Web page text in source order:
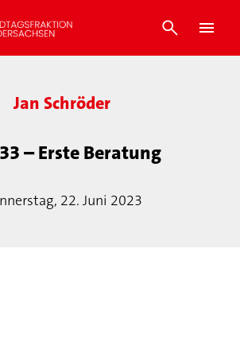
Jan Schröder
– Erste Beratung
22. Juni 2023